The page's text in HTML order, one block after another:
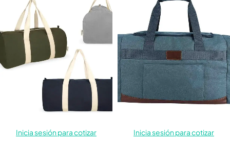
Inicia sesión para cotizar
Inicia sesión para cotizar